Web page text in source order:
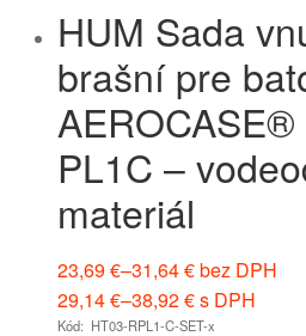
HUM Sada
brašní pre
PL1C –
materiál
23,69€–31,64€bez DPH
29,14€–38,92€s DPH
Kód: HT03-RPL1-C-SET-x